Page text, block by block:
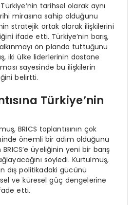
tarihsel olarak aynı
mirasına sahip olduğunu
stratejik ortak olarak ilişkilerini
ifade etti. Türkiye’nin barış,
ön planda tuttuğunu
iki ülke liderlerinin dostane
sayesinde bu ilişkilerin
belirtti.
Türkiye’nin
BRICS toplantısının çok
önemli bir adım olduğunu
üyeliğinin yeni bir barış
söyledi. Kurtulmuş,
dış politikadaki gücünü
ve küresel güç dengelerine
etti.